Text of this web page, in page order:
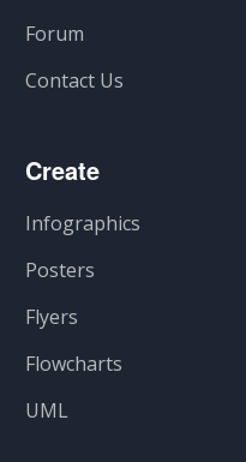
Forum
Contact Us
Create
Infographics
Posters
Flyers
Flowcharts
UML